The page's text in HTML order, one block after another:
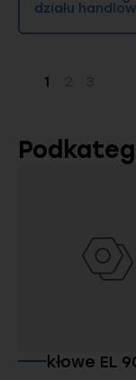
działu
Strona
1
kłowe EL